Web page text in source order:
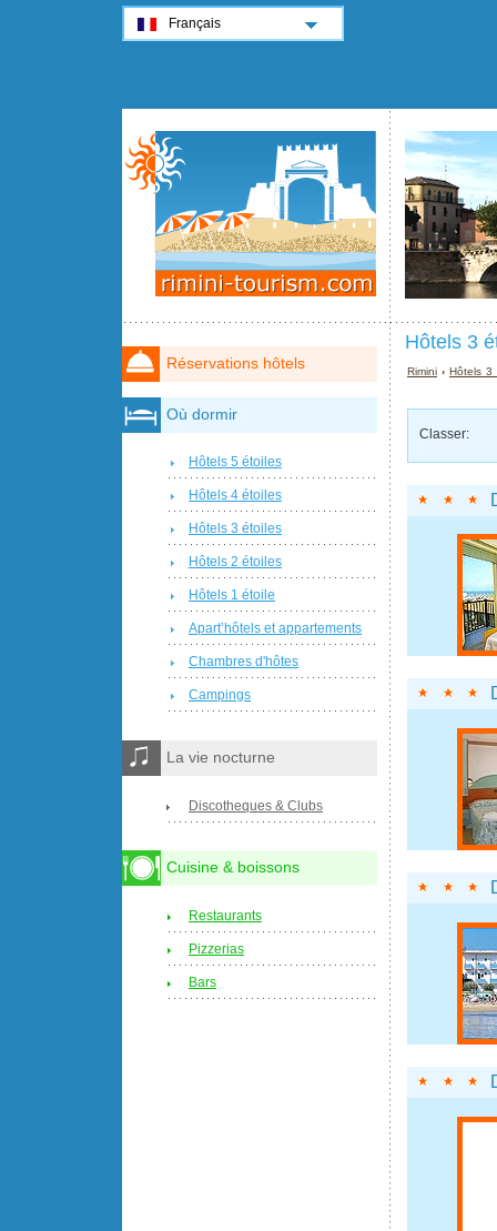
Hôtels 3
Rimini ›Hôtels 3
Classer:
Réservations hôtels
Où dormir
Hôtels 5 étoiles
Hôtels 4 étoiles
Hôtels 3 étoiles
Hôtels 2 étoiles
Hôtels 1 étoile
Apart’hôtels et appartements
Chambres d'hôtes
Campings
La vie nocturne
Discotheques & Clubs
Cuisine & boissons
Restaurants
Pizzerias
Bars
Français